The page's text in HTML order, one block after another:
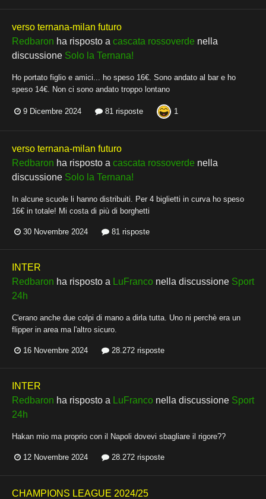
verso ternana-milan futuro
Redbaron ha risposto a cascata rossoverde nella
discussione Solo la Ternana!
Ho portato figlio e amici... ho speso 16€. Sono andato al bar e ho
speso 14€. Non ci sono andato troppo lontano
9 Dicembre 2024 81 risposte 1
verso ternana-milan futuro
Redbaron ha risposto a cascata rossoverde nella
discussione Solo la Ternana!
In alcune scuole li hanno distribuiti. Per 4 biglietti in curva ho speso
16€ in totale! Mi costa di più di borghetti
30 Novembre 2024 81 risposte
INTER
Redbaron ha risposto a LuFranco nella discussione Sport
24h
C'erano anche due colpi di mano a dirla tutta. Uno ni perchè era un
flipper in area ma l'altro sicuro.
16 Novembre 2024 28.272 risposte
INTER
Redbaron ha risposto a LuFranco nella discussione Sport
24h
Hakan mio ma proprio con il Napoli dovevi sbagliare il rigore??
12 Novembre 2024 28.272 risposte
CHAMPIONS LEAGUE 2024/25